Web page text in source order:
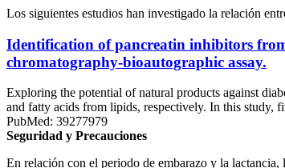
Los siguientes estudios han investigado la relación
Identification of pancreatin inhibitors
chromatography-bioautographic assay.
Exploring the potential of natural products against
and fatty acids from lipids, respectively. In this study,
PubMed: 39277979
Seguridad y Precauciones
En relación con el periodo de embarazo y la